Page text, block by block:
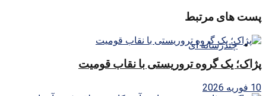
چندرسانه ای
پست های مرتبط
پژاک؛ یک گروه تروریستی با نقاب قومیت
10 فوریه 2026